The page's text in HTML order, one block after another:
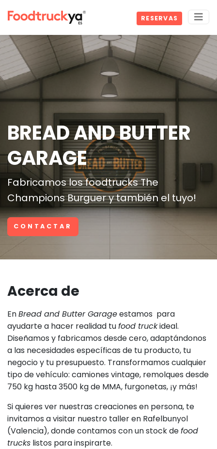
RESERVAS
BREAD AND BUTTER
GARAGE
Fabricamos los foodtrucks The
Champions Burguer y también el tuyo!
CONTACTAR
Acerca de
EnBread and Butter Garageestamos para
ayudarte a hacer realidad tufood truckideal.
Diseñamos y fabricamos desde cero, adaptándonos
a las necesidades específicas de tu producto, tu
negocio y tu presupuesto. Transformamos cualquier
tipo de vehículo: camiones vintage, remolques desde
750 kg hasta 3500 kg de MMA, furgonetas, ¡y más!
Si quieres ver nuestras creaciones en persona, te
invitamos a visitar nuestro taller en Rafelbunyol
(Valencia), donde contamos con un stock defood
trucks listos para inspirarte.